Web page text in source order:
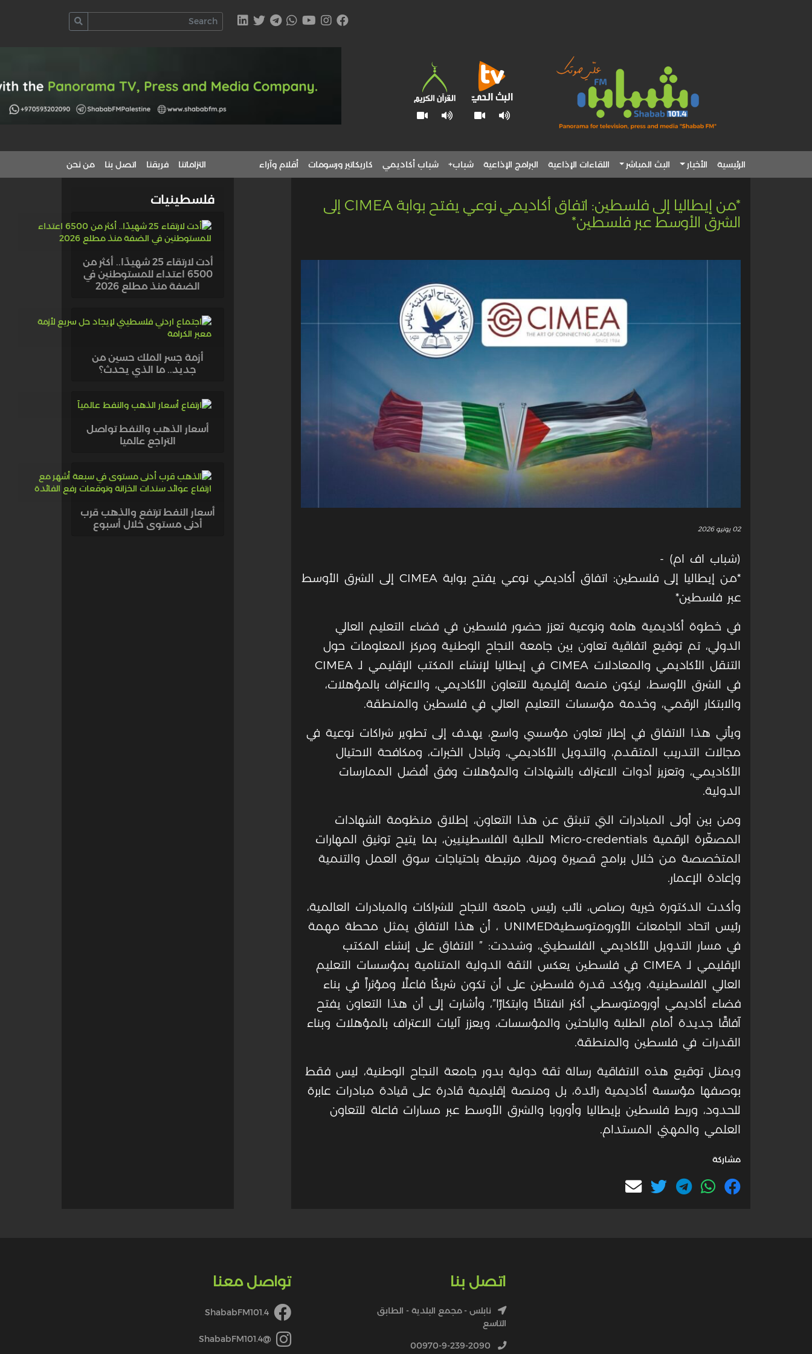
الرئيسية الأخبار البث المباشر اللقاءات الإذاعية البرامج الإذاعية شباب+ شباب أكاديمي كاريكاتير ورسومات أقلام وآراء التزاماتنا فريقنا اتصل بنا من نحن
*من إيطاليا إلى فلسطين: اتفاق أكاديمي نوعي يفتح بوابة CIMEA إلى
الشرق الأوسط عبر فلسطين*
02 يونيو 2026
(شباب اف ام) -
*من إيطاليا إلى فلسطين: اتفاق أكاديمي نوعي يفتح بوابة CIMEA إلى الشرق الأوسط
عبر فلسطين*
في خطوة أكاديمية هامة ونوعية تعزز حضور فلسطين في فضاء التعليم العالي
الدولي، تم توقيع اتفاقية تعاون بين جامعة النجاح الوطنية ومركز المعلومات حول
التنقل الأكاديمي والمعادلات CIMEA في إيطاليا لإنشاء المكتب الإقليمي لـ CIMEA
في الشرق الأوسط، ليكون منصة إقليمية للتعاون الأكاديمي، والاعتراف بالمؤهلات،
والابتكار الرقمي، وخدمة مؤسسات التعليم العالي في فلسطين والمنطقة.
ويأتي هذا الاتفاق في إطار تعاون مؤسسي واسع، يهدف إلى تطوير شراكات نوعية في
مجالات التدريب المتقدم، والتدويل الأكاديمي، وتبادل الخبرات، ومكافحة الاحتيال
الأكاديمي، وتعزيز أدوات الاعتراف بالشهادات والمؤهلات وفق أفضل الممارسات
الدولية.
ومن بين أولى المبادرات التي تنبثق عن هذا التعاون، إطلاق منظومة الشهادات
المصغّرة الرقمية Micro-credentials للطلبة الفلسطينيين، بما يتيح توثيق المهارات
المتخصصة من خلال برامج قصيرة ومرنة، مرتبطة باحتياجات سوق العمل والتنمية
وإعادة الإعمار.
وأكدت الدكتورة خيرية رصاص، نائب رئيس جامعة النجاح للشراكات والمبادرات العالمية،
رئيس اتحاد الجامعات الأورومتوسطيةUNIMED ، أن هذا الاتفاق يمثل محطة مهمة
في مسار التدويل الأكاديمي الفلسطيني، وشددت: ” الاتفاق على إنشاء المكتب
الإقليمي لـ CIMEA في فلسطين يعكس الثقة الدولية المتنامية بمؤسسات التعليم
العالي الفلسطينية، ويؤكد قدرة فلسطين على أن تكون شريكًا فاعلًا ومؤثراً في بناء
فضاء أكاديمي أورومتوسطي أكثر انفتاحًا وابتكارًا”، وأشارت إلى أن هذا التعاون يفتح
آفاقًا جديدة أمام الطلبة والباحثين والمؤسسات، ويعزز آليات الاعتراف بالمؤهلات وبناء
القدرات في فلسطين والمنطقة.
ويمثل توقيع هذه الاتفاقية رسالة ثقة دولية بدور جامعة النجاح الوطنية، ليس فقط
بوصفها مؤسسة أكاديمية رائدة، بل ومنصة إقليمية قادرة على قيادة مبادرات عابرة
للحدود، وربط فلسطين بإيطاليا وأوروبا والشرق الأوسط عبر مسارات فاعلة للتعاون
العلمي والمهني المستدام.
مشاركة
فلسطينيات
أدت لارتقاء 25 شهيدًا.. أكثر من
6500 اعتداء للمستوطنين في
الضفة منذ مطلع 2026
أزمة جسر الملك حسين من
جديد.. ما الذي يحدث؟
أسعار الذهب والنفط تواصل
التراجع عالميا
أسعار النفط ترتفع والذهب قرب
أدنى مستوى خلال أسبوع
اتصل بنا
نابلس - مجمع البلدية - الطابق
التاسع
00970-9-239-2090
تواصل معنا
ShababFM101.4
@ShababFM101.4